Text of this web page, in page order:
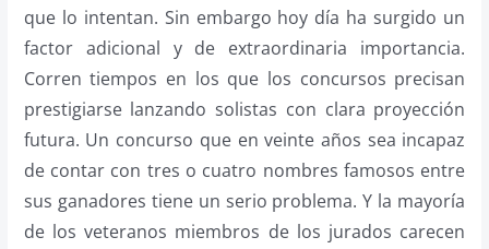
que lo intentan. Sin embargo hoy día ha surgido un
factor adicional y de extraordinaria importancia.
Corren tiempos en los que los concursos precisan
prestigiarse lanzando solistas con clara proyección
futura. Un concurso que en veinte años sea incapaz
de contar con tres o cuatro nombres famosos entre
sus ganadores tiene un serio problema. Y la mayoría
de los veteranos miembros de los jurados carecen